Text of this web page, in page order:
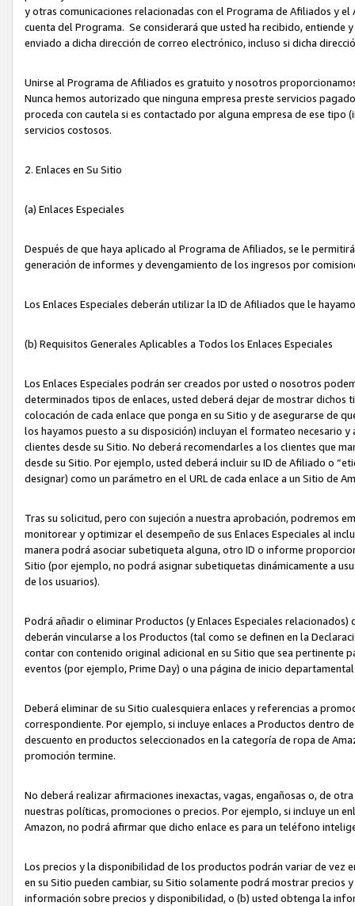
y otras comunicaciones relacionadas con el Programa de Afiliados y
cuenta del Programa. Se considerará que usted ha recibido, entiende
enviado a dicha dirección de correo electrónico, incluso si dicha
Unirse al Programa de Afiliados es gratuito y nosotros
Nunca hemos autorizado que ninguna empresa preste servicios
proceda con cautela si es contactado por alguna empresa de ese
servicios costosos.
2. Enlaces en Su Sitio
(a) Enlaces Especiales
Después de que haya aplicado al Programa de Afiliados, se le
generación de informes y devengamiento de los ingresos por
Los Enlaces Especiales deberán utilizar la ID de Afiliados que le
(b) Requisitos Generales Aplicables a Todos los Enlaces Especiales
Los Enlaces Especiales podrán ser creados por usted o nosotros
determinados tipos de enlaces, usted deberá dejar de mostrar dichos
colocación de cada enlace que ponga en su Sitio y de asegurarse de
los hayamos puesto a su disposición) incluyan el formateo necesario
clientes desde su Sitio. No deberá recomendarles a los clientes que
desde su Sitio. Por ejemplo, usted deberá incluir su ID de Afiliado o
designar) como un parámetro en el URL de cada enlace a un Sitio de
Tras su solicitud, pero con sujeción a nuestra aprobación, podremos
monitorear y optimizar el desempeño de sus Enlaces Especiales al
manera podrá asociar subetiqueta alguna, otro ID o informe
Sitio (por ejemplo, no podrá asignar subetiquetas dinámicamente a
de los usuarios).
Podrá añadir o eliminar Productos (y Enlaces Especiales
deberán vincularse a los Productos (tal como se definen en la
contar con contenido original adicional en su Sitio que sea pertinente
eventos (por ejemplo, Prime Day) o una página de inicio
Deberá eliminar de su Sitio cualesquiera enlaces y referencias a
correspondiente. Por ejemplo, si incluye enlaces a Productos dentro
descuento en productos seleccionados en la categoría de ropa de
promoción termine.
No deberá realizar afirmaciones inexactas, vagas, engañosas o, de
nuestras políticas, promociones o precios. Por ejemplo, si incluye un
Amazon, no podrá afirmar que dicho enlace es para un teléfono
Los precios y la disponibilidad de los productos podrán variar de vez
en su Sitio pueden cambiar, su Sitio solamente podrá mostrar
información sobre precios y disponibilidad, o (b) usted obtenga la